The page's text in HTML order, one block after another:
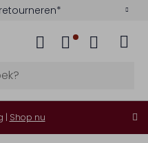
| Shop nu